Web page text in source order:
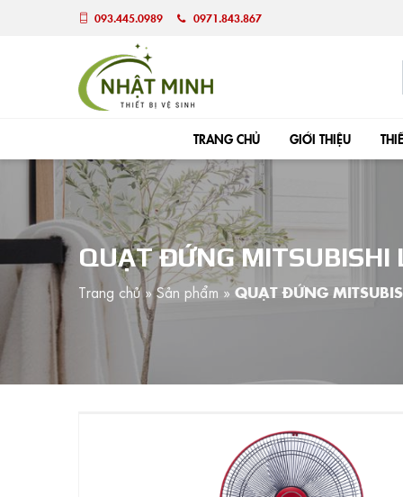
093.445.0989 0971.843.867
TRANG CHỦ GIỚI THIỆU
QUẠT ĐỨNG MITSUBISHI
Trang chủ»Sản phẩm »QUẠT ĐỨNG